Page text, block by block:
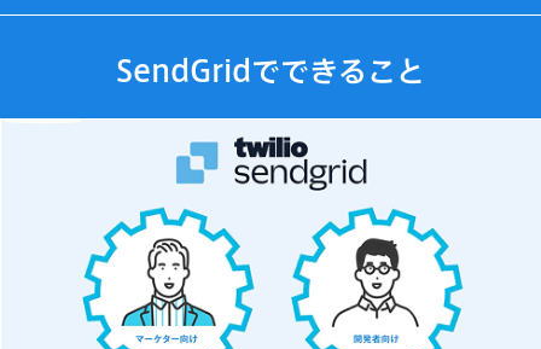
SendGridでできること